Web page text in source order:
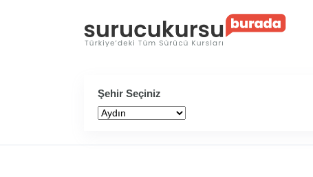
Şehir Seçiniz